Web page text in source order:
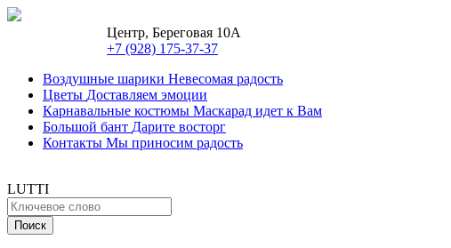
Центр, Береговая 10А
+7 (928) 175-37-37
Воздушные шарики Невесомая радость
Цветы Доставляем эмоции
Карнавальные костюмы Маскарад идет к Вам
Большой бант Дарите восторг
Контакты Мы приносим радость
LUTTI